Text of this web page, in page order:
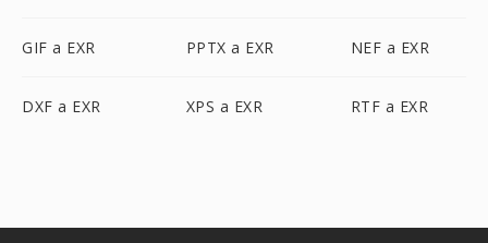
GIF a EXR PPTX a EXR NEF a EXR
DXF a EXR XPS a EXR RTF a EXR